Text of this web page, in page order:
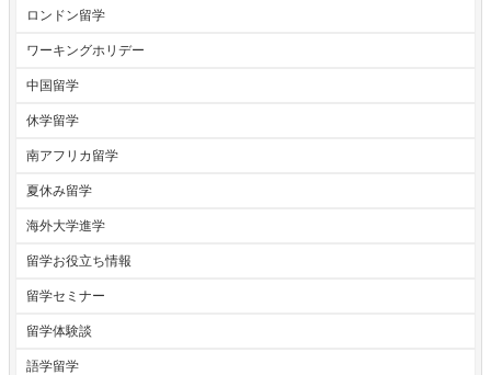
ロンドン留学
ワーキングホリデー
中国留学
休学留学
南アフリカ留学
夏休み留学
海外大学進学
留学お役立ち情報
留学セミナー
留学体験談
語学留学